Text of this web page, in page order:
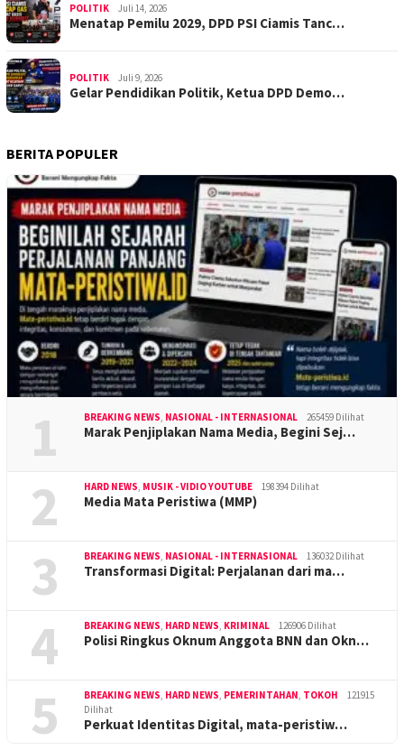
POLITIK Juli 14, 2026
Menatap Pemilu 2029, DPD PSI Ciamis Tanc…
POLITIK Juli 9, 2026
Gelar Pendidikan Politik, Ketua DPD Demo…
BERITA POPULER
1 BREAKING NEWS, NASIONAL - INTERNASIONAL 265459 Dilihat
Marak Penjiplakan Nama Media, Begini Sej…
2 HARD NEWS, MUSIK - VIDIO YOUTUBE 198394 Dilihat
Media Mata Peristiwa (MMP)
3 BREAKING NEWS, NASIONAL - INTERNASIONAL 136032 Dilihat
Transformasi Digital: Perjalanan dari ma…
4 BREAKING NEWS, HARD NEWS, KRIMINAL 126906 Dilihat
Polisi Ringkus Oknum Anggota BNN dan Okn…
5 BREAKING NEWS, HARD NEWS, PEMERINTAHAN, TOKOH
121915
Dilihat
Perkuat Identitas Digital, mata-peristiw…